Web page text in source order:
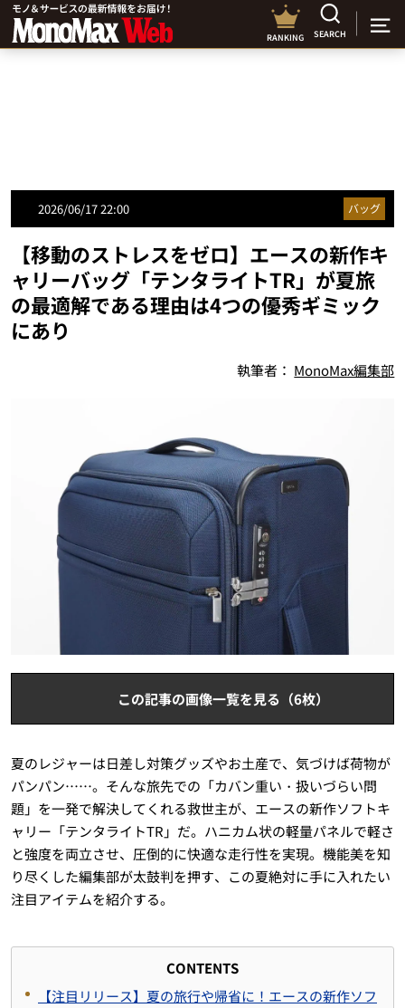
RANKING SEARCH
2026/06/17 22:00 バッグ
【移動のストレスをゼロ】エースの新作キ
ャリーバッグ「テンタライトTR」が夏旅
の最適解である理由は4つの優秀ギミック
にあり
執筆者： MonoMax編集部
この記事の画像一覧を見る（6枚）
夏のレジャーは日差し対策グッズやお土産で、気づけば荷物が
パンパン……。そんな旅先での「カバン重い・扱いづらい問
題」を一発で解決してくれる救世主が、エースの新作ソフトキ
ャリー「テンタライトTR」だ。ハニカム状の軽量パネルで軽さ
と強度を両立させ、圧倒的に快適な走行性を実現。機能美を知
り尽くした編集部が太鼓判を押す、この夏絶対に手に入れたい
注目アイテムを紹介する。
CONTENTS
【注目リリース】夏の旅行や帰省に！エースの新作ソフ